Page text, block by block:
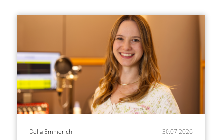
30.07.2026
Delia Emmerich